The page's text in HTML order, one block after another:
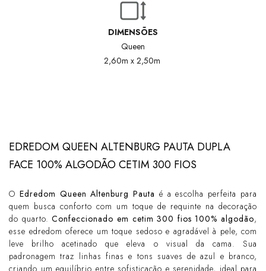
DIMENSÕES
Queen
2,60m x 2,50m
EDREDOM QUEEN ALTENBURG PAUTA DUPLA
FACE 100% ALGODÃO CETIM 300 FIOS
O Edredom Queen Altenburg Pauta é a escolha perfeita para
quem busca conforto com um toque de requinte na decoração
do quarto.Confeccionado em cetim 300 fios 100% algodão,
esse edredom oferece um toque sedoso e agradável à pele, com
leve brilho acetinado que eleva o visual da cama. Sua
padronagem traz linhas finas e tons suaves de azul e branco,
criando um equilíbrio entre sofisticação e serenidade, ideal para